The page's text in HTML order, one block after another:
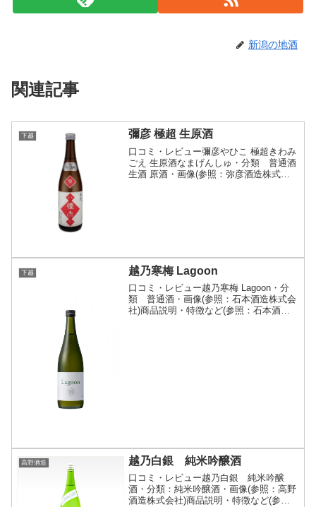
新潟の地酒
関連記事
下越 彌彦 極超 生原酒
口コミ・レビュー彌彦やひこ 極超きわみ
ごえ 生原酒なまげんしゅ・分類 普通酒
生酒 原酒・画像(参照：弥彦酒造株式会
下越 越乃寒梅 Lagoon
口コミ・レビュー越乃寒梅 Lagoon・分
類 普通酒・画像(参照：石本酒造株式会
社)商品説明・特徴など(参照：石本酒造
高野酒造 越乃白銀 純米吟醸酒
口コミ・レビュー越乃白銀 純米吟醸
酒・分類：純米吟醸酒・画像(参照：高野
酒造株式会社)商品説明・特徴など(参